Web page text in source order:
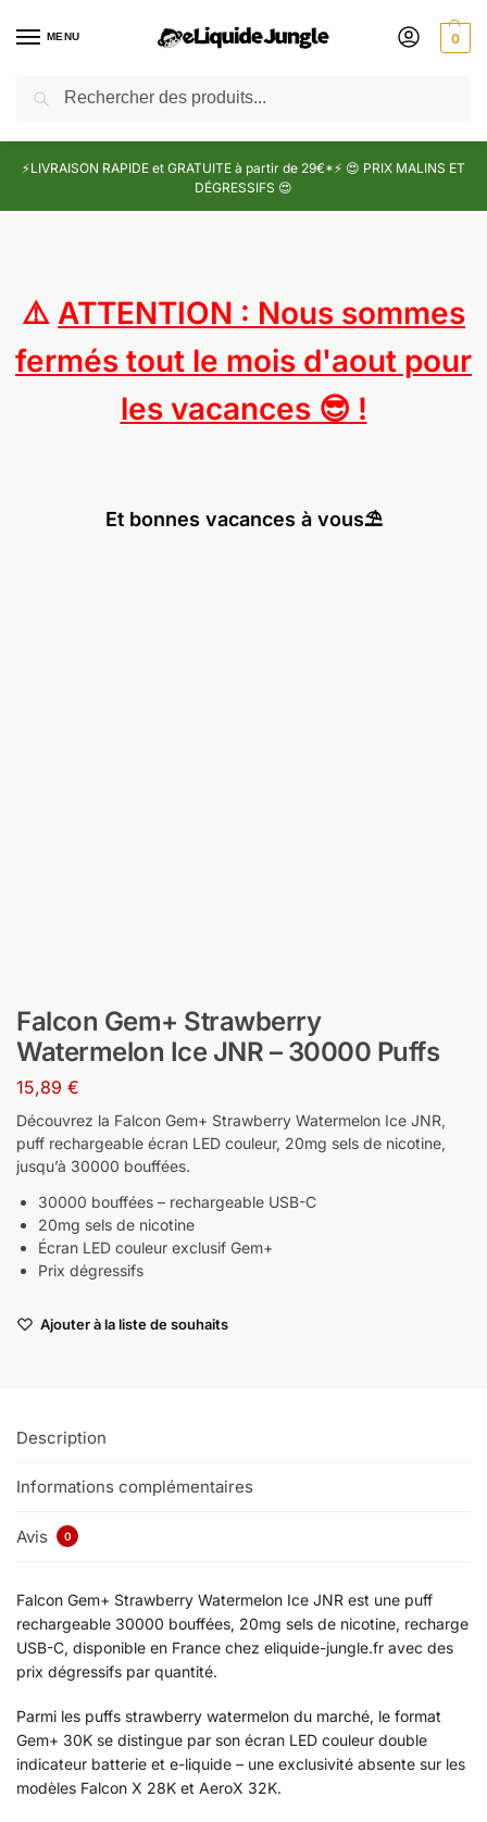
MENU 0
⚡LIVRAISON RAPIDE et GRATUITE à partir de 29€*⚡ 😍 PRIX MALINS ET
DÉGRESSIFS 😍
⚠️ ATTENTION : Nous sommes
fermés tout le mois d'aout pour
les vacances 😎 !
Et bonnes vacances à vous⛱️
Falcon Gem+ Strawberry
Watermelon Ice JNR – 30000 Puffs
15,89 €
Découvrez la Falcon Gem+ Strawberry Watermelon Ice JNR,
puff rechargeable écran LED couleur, 20mg sels de nicotine,
jusqu’à 30000 bouffées.
30000 bouffées – rechargeable USB-C
20mg sels de nicotine
Écran LED couleur exclusif Gem+
Prix dégressifs
Ajouter à la liste de souhaits
Description
Informations complémentaires
Avis 0
Falcon Gem+ Strawberry Watermelon Ice JNR est une puff
rechargeable 30000 bouffées, 20mg sels de nicotine, recharge
USB-C, disponible en France chez eliquide-jungle.fr avec des
prix dégressifs par quantité.
Parmi les puffs strawberry watermelon du marché, le format
Gem+ 30K se distingue par son écran LED couleur double
indicateur batterie et e-liquide – une exclusivité absente sur les
modèles Falcon X 28K et AeroX 32K.